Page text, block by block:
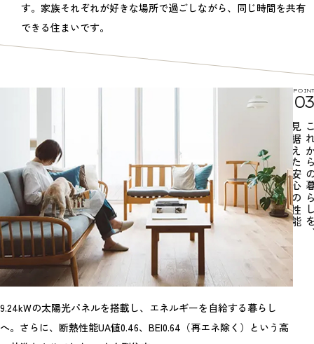
す。家族それぞれが好きな場所で過ごしながら、同じ時間を共有
できる住まいです。
POINT
03
これか
見据えた安心の性能
9.24kWの太陽光パネルを搭載し、エネルギーを自給する暮らし
へ。さらに、断熱性能UA値0.46、BEI0.64（再エネ除く）という高